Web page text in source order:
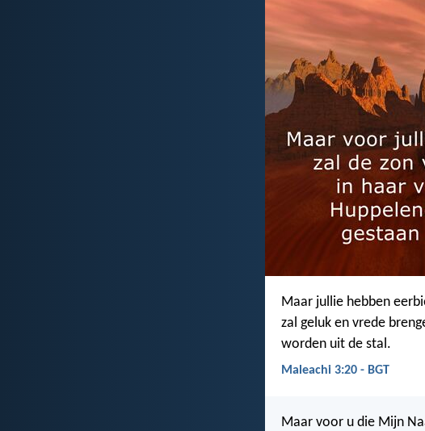
Maar jullie hebben
zal geluk en vrede
worden uit de stal.
Maleachi 3:20 - BGT
Maar voor u die Mijn